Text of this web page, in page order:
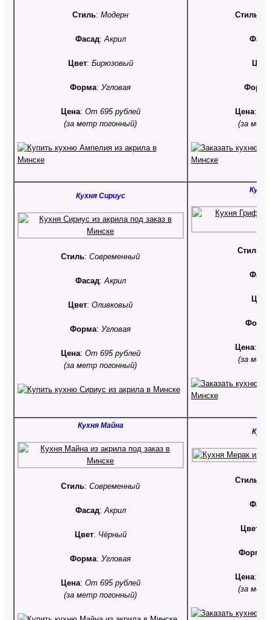
Стиль:Модерн
Фасад:Акрил
Цвет: Бирюзовый
Форма:Угловая
Цена: От 695 рублей
(за метр погонный)
Стиль
Цвет
Цена:
(за
Кухня Сириус
Стиль:Современный
Фасад:Акрил
Цвет:Оливковый
Форма:Угловая
Цена: От 695 рублей
(за метр погонный)
Стиль
Цвет
Цена:
(за
Кухня Майна
Стиль:Современный
Фасад:Акрил
Цвет: Чёрный
Форма:Угловая
Цена: От 695 рублей
(за метр погонный)
Стиль
Цвет
Форма
Цена:
(за